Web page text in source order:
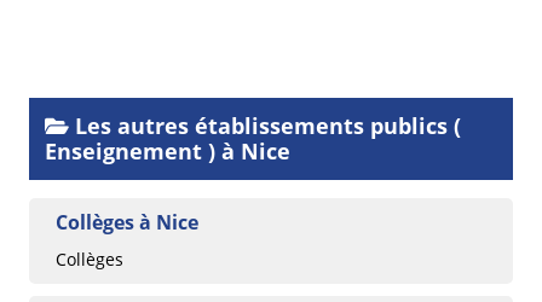
Les autres établissements publics (
Enseignement ) à Nice
Collèges à Nice
Collèges